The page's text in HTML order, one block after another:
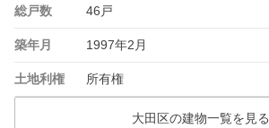
総戸数 46戸
築年月 1997年2月
土地利権 所有権
大田区の建物一覧を見る